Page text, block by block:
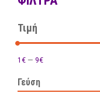
Τιμή
1€ — 9€
Γεύση